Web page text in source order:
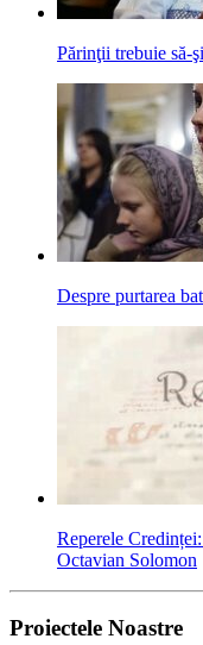
Părinţii trebuie să-
Despre purtarea
Reperele
Octavian Solomon
Proiectele Noastre